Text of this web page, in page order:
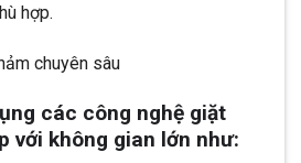
hợp.
chuyên sâu
các công nghệ giặt
với không gian lớn như: